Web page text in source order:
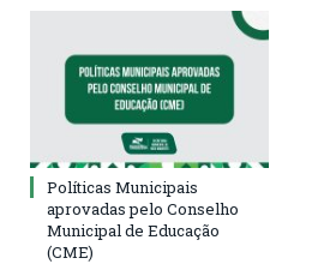
Políticas Municipais
aprovadas pelo Conselho
Municipal de Educação
(CME)